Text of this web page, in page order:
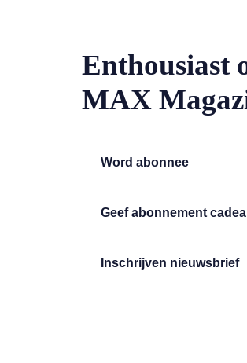
Enthousiast
MAX
Word abonnee
Geef abonnement
Inschrijven nieuwsbrief